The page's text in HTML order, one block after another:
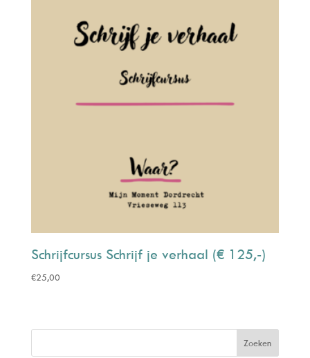
Schrijfcursus Schrijf je verhaal (€ 125,-)
€25,00